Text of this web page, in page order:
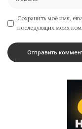
Сохранить моё имя,
последующих моих